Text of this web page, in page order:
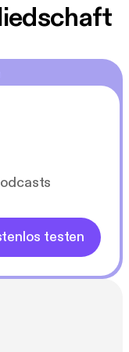
testen